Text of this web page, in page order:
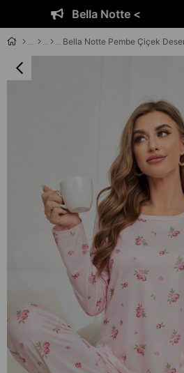
Bella Notte <